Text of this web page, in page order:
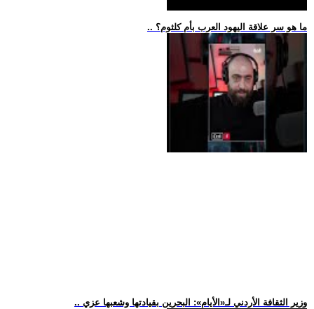
.. ما هو سر علاقة اليهود العرب بأم كلثوم؟
.. وزير الثقافة الأردني لـ«الأيام»: البحرين بقيادتها وشعبها عزي